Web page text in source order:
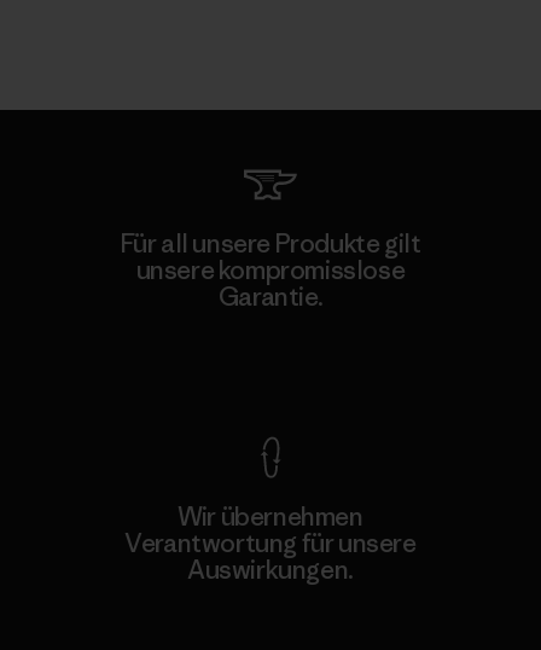
Für all unsere Produkte gilt
unsere kompromisslose
Garantie.
Wir übernehmen
Verantwortung für unsere
Auswirkungen.